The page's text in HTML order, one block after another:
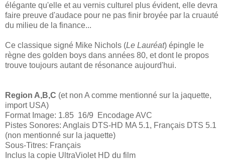
élégante qu'elle et au vernis culturel plus évident, elle devra
faire preuve d'audace pour ne pas finir broyée par la cruauté
du milieu de la finance...
Ce classique signé Mike Nichols (Le Lauréat) épingle le
règne des golden boys dans années 80, et dont le propos
trouve toujours autant de résonance aujourd'hui.
Region A,B,C (et non A comme mentionné sur la jaquette,
import USA)
Format Image: 1.85 16/9 Encodage AVC
Pistes Sonores: Anglais DTS-HD MA 5.1, Français DTS 5.1
(non mentionné sur la jaquette)
Sous-Titres: Français
Inclus la copie UltraViolet HD du film